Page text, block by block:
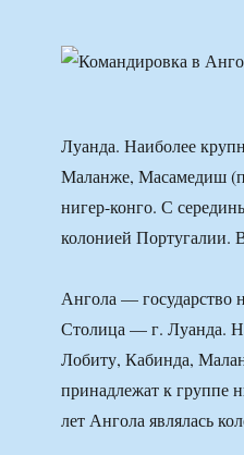
Луанда. Наиболее
Маланже, Масамедиш
нигер-конго. С
колонией Португалии.
Ангола — государство
Столица — г. Луанда.
Лобиту, Кабинда,
принадлежат к группе
лет Ангола являлась